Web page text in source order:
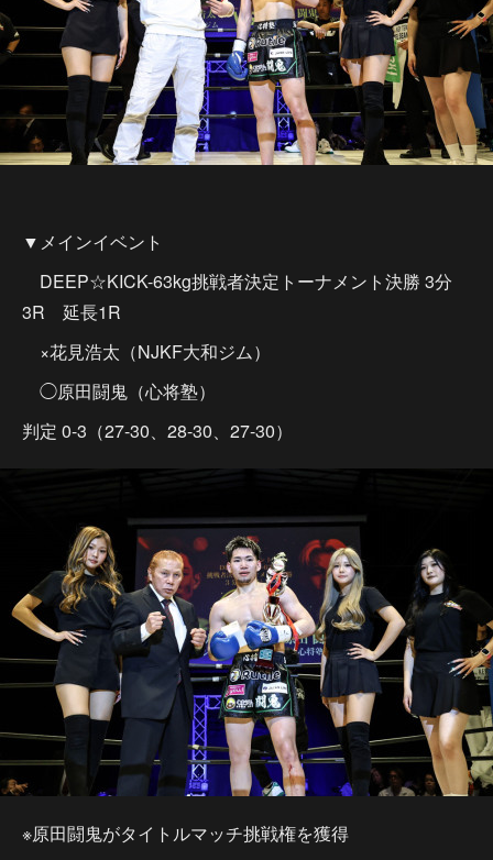
▼メインイベント
DEEP☆KICK-63kg挑戦者決定トーナメント決勝 3分
3R 延長1R
×花見浩太（NJKF大和ジム）
◯原田闘鬼（心将塾）
判定 0-3（27-30、28-30、27-30）
※原田闘鬼がタイトルマッチ挑戦権を獲得